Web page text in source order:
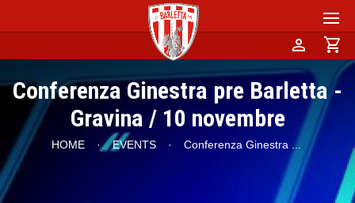
person shopping_cart
Conferenza Ginestra pre Barletta -
Gravina / 10 novembre
HOME · EVENTS · Conferenza Ginestra ...